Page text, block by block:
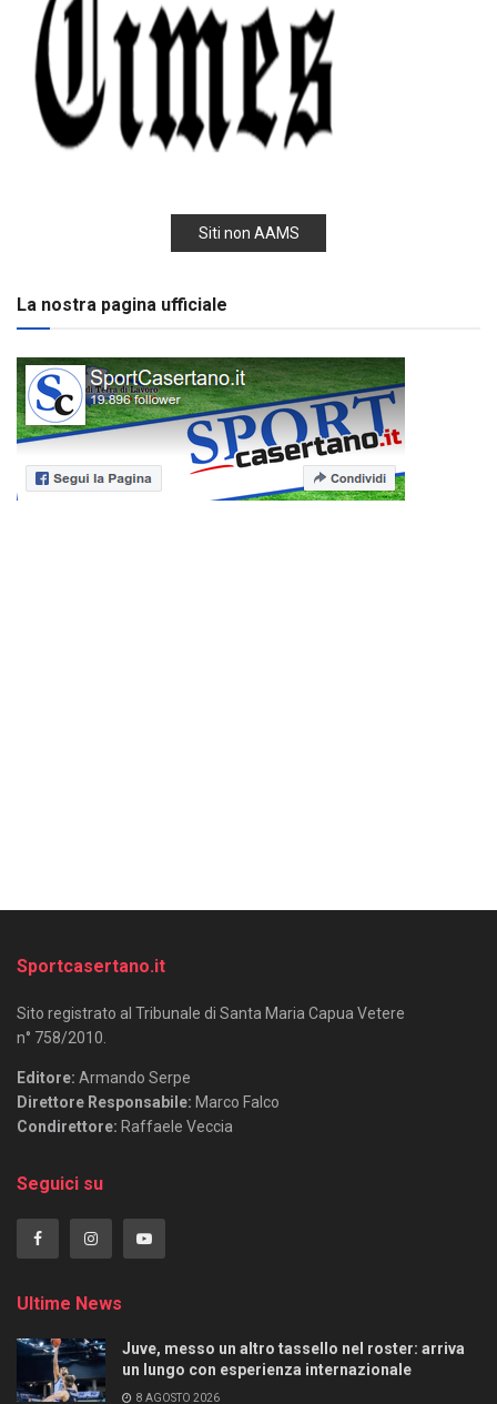
Siti non AAMS
La nostra pagina ufficiale
Sportcasertano.it
Sito registrato al Tribunale di Santa Maria Capua Vetere
n° 758/2010.
Editore: Armando Serpe
Direttore Responsabile: Marco Falco
Condirettore: Raffaele Veccia
Seguici su
Ultime News
Juve, messo un altro tassello nel roster: arriva
un lungo con esperienza internazionale
8 AGOSTO 2026